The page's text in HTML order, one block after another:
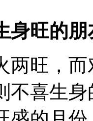
身旺的朋
两旺，
不喜生